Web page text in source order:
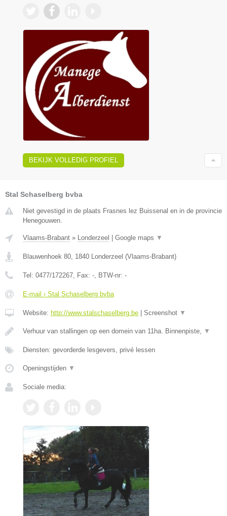
BEKIJK VOLLEDIG PROFIEL
Stal Schaselberg bvba
Niet gevestigd in de plaats Frasnes lez Buissenal en in de provincie
Henegouwen.
Vlaams-Brabant » Londerzeel | Google maps ▼
Blauwenhoek 80 1840 Londerzeel (Vlaams-Brabant)
Tel: 0477/172267 , Fax: - , BTW-nr: -
E-mail › Stal Schaselberg bvba
Website: http://www.stalschaselberg.be | Screenshot ▼
Verhuur van stallingen op een domein van 11ha. Binnenpiste, ▼
Diensten: gevorderde lesgevers, privé lessen
Openingstijden ▼
Sociale media: